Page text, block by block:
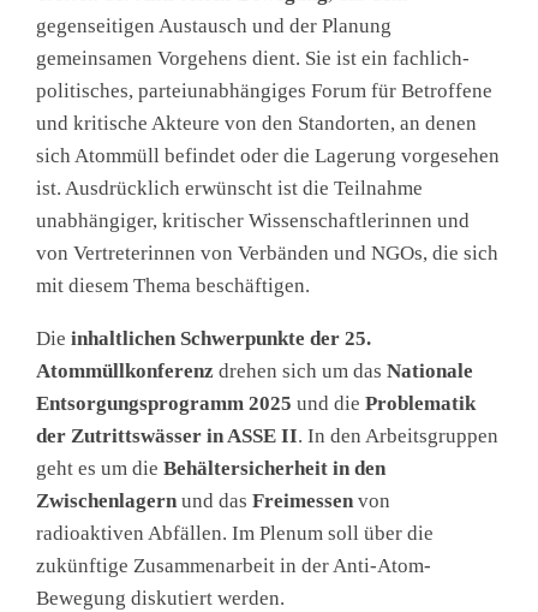
gegenseitigen Austausch und der Planung
gemeinsamen Vorgehens dient. Sie ist ein fachlich-
politisches, parteiunabhängiges Forum für Betroffene
und kritische Akteure von den Standorten, an denen
sich Atommüll befindet oder die Lagerung vorgesehen
ist. Ausdrücklich erwünscht ist die Teilnahme
unabhängiger, kritischer Wissenschaftlerinnen und
von Vertreterinnen von Verbänden und NGOs, die sich
mit diesem Thema beschäftigen.
Die inhaltlichen Schwerpunkte der 25.
Atommüllkonferenz drehen sich um das Nationale
Entsorgungsprogramm 2025 und die Problematik
der Zutrittswässer in ASSE II. In den Arbeitsgruppen
geht es um die Behältersicherheit in den
Zwischenlagern und das Freimessen von
radioaktiven Abfällen. Im Plenum soll über die
zukünftige Zusammenarbeit in der Anti-Atom-
Bewegung diskutiert werden.